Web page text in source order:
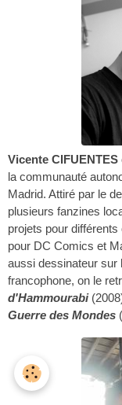
Vicente CIFUENTES
la communauté
Madrid. Attiré par le
plusieurs fanzines
projets pour
pour DC Comics et
aussi dessinateur sur
francophone, on le
d'Hammourabi
Guerre des Mondes